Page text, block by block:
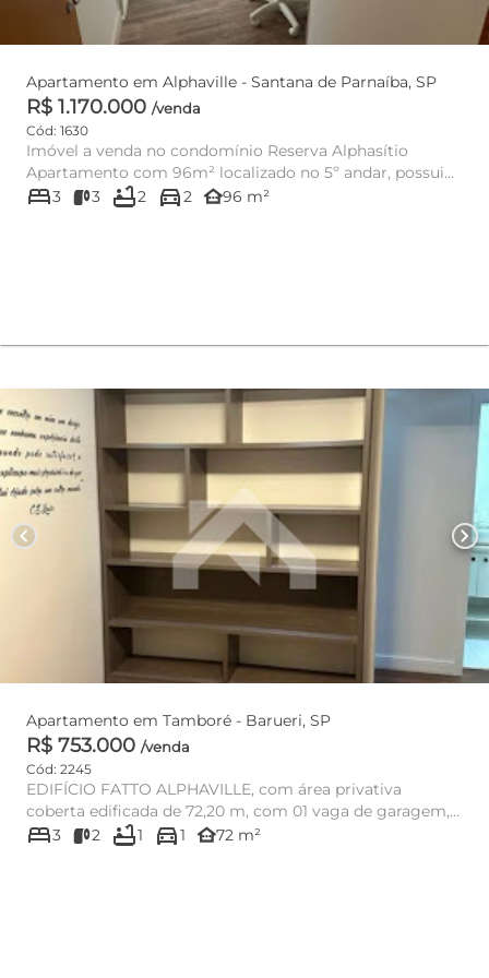
Apartamento em Alphaville - Santana de Parnaíba, SP
R$ 1.170.000 /venda
Cód: 1630
Imóvel a venda no condomínio Reserva Alphasítio
Apartamento com 96m² localizado no 5º andar, possui
03 dormitórios,...
bed3 3 bathtub2 directions_car2 other_houses96 m²
chevron_left chevron_right
Apartamento em Tamboré - Barueri, SP
R$ 753.000 /venda
Cód: 2245
EDIFÍCIO FATTO ALPHAVILLE, com área privativa
coberta edificada de 72,20 m, com 01 vaga de garagem,
coberta localizada...
bed3 2 bathtub1 directions_car1 other_houses72 m²